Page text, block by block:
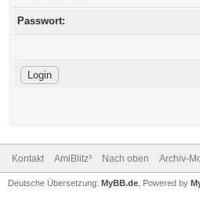
Passwort:
Kontakt AmiBlitz³ Nach oben Archiv-
Deutsche Übersetzung: MyBB.de , Powered by